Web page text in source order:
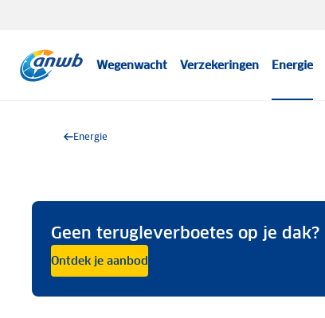
Wegenwacht Verzekeringen Energie
Energie
Geen terugleverboetes op je dak?
Ontdek je aanbod